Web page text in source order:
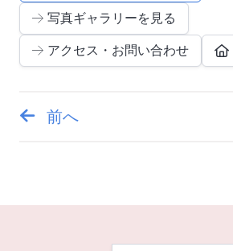
写真ギャラリーを見る
アクセス・お問い合わせ
投
ナ
前へ